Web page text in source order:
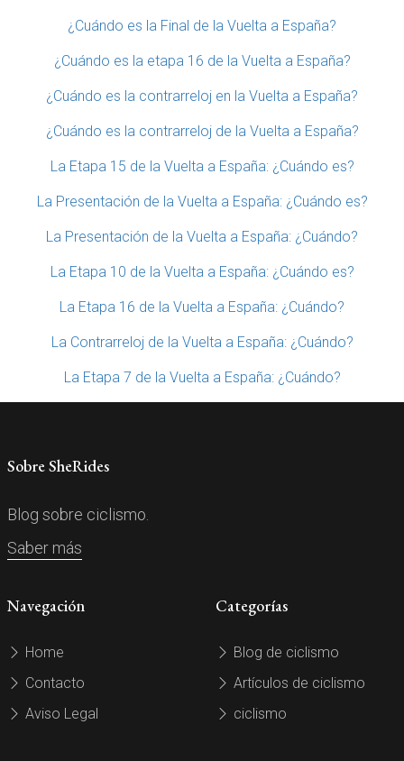
¿Cuándo es la Final de la Vuelta a España?
¿Cuándo es la etapa 16 de la Vuelta a España?
¿Cuándo es la contrarreloj en la Vuelta a España?
¿Cuándo es la contrarreloj de la Vuelta a España?
La Etapa 15 de la Vuelta a España: ¿Cuándo es?
La Presentación de la Vuelta a España: ¿Cuándo es?
La Presentación de la Vuelta a España: ¿Cuándo?
La Etapa 10 de la Vuelta a España: ¿Cuándo es?
La Etapa 16 de la Vuelta a España: ¿Cuándo?
La Contrarreloj de la Vuelta a España: ¿Cuándo?
La Etapa 7 de la Vuelta a España: ¿Cuándo?
Sobre SheRides
Blog sobre ciclismo.
Saber más
Navegación
Home
Contacto
Aviso Legal
Categorías
Blog de ciclismo
Artículos de ciclismo
ciclismo